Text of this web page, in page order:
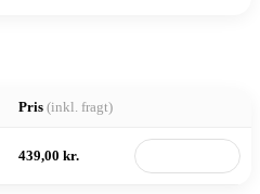
Pris (inkl. fragt)
439,00 kr.